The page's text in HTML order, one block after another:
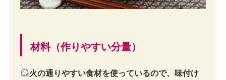
材料（作りやすい分量）
火の通りやすい食材を使っているので、味付け